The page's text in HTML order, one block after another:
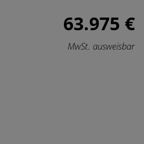
63.975 €
MwSt. ausweisbar